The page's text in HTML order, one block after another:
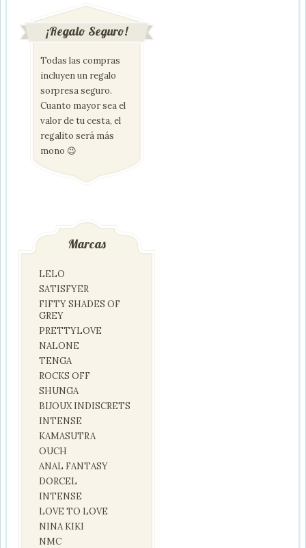
¡Regalo Seguro!
Todas las compras
incluyen un regalo
sorpresa seguro.
Cuanto mayor sea el
valor de tu cesta, el
regalito será más
mono 😉
Marcas
LELO
SATISFYER
FIFTY SHADES OF
GREY
PRETTYLOVE
NALONE
TENGA
ROCKS OFF
SHUNGA
BIJOUX INDISCRETS
INTENSE
KAMASUTRA
OUCH
ANAL FANTASY
DORCEL
INTENSE
LOVE TO LOVE
NINA KIKI
NMC